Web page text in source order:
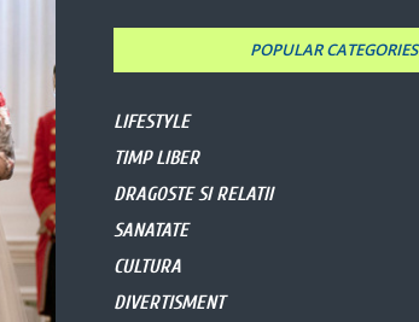
POPULAR CATEGORIES
LIFESTYLE
TIMP LIBER
DRAGOSTE SI RELATII
SANATATE
CULTURA
DIVERTISMENT